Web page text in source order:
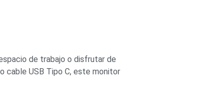
de trabajo o disfrutar de
cable USB Tipo C, este monitor